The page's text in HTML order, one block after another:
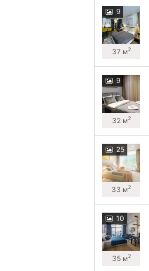
9
37 м2
9
32 м2
25
33 м2
10
35 м2